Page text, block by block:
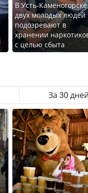
В Усть-Каменогорске
двух молодых людей
подозревают в
хранении
с целью сбыта
За 30 дней